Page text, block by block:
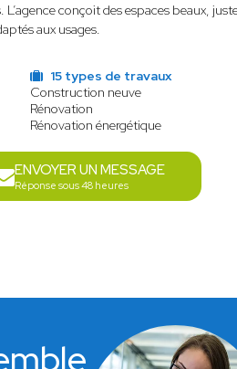
conçoit des espaces beaux,
aux usages.
15 types de travaux
Construction neuve
Rénovation
Rénovation énergétique
ENVOYER UN MESSAGE
Réponse sous 48 heures